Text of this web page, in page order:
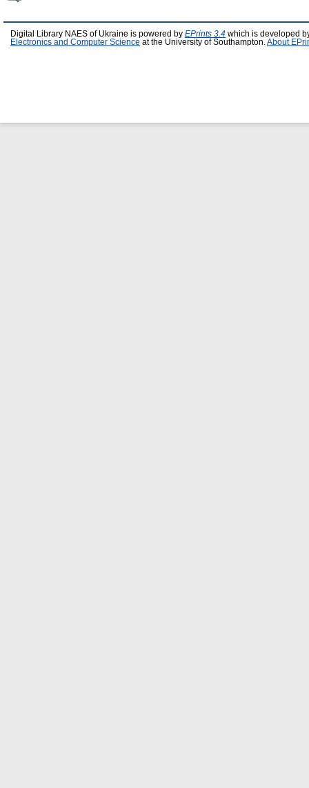
Digital Library NAES of Ukraine is powered by EPrints 3.4 which is developed
Electronics and Computer Science at the University of Southampton. About